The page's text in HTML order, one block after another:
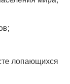
лопающихся